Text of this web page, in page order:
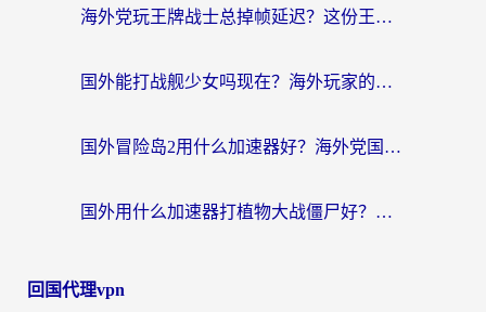
海外党玩王牌战士总掉帧延迟？这份王牌战士延迟加速器终极指南救你命
国外能打战舰少女吗现在？海外玩家的国服游戏加速终极指南
国外冒险岛2用什么加速器好？海外党国服游戏畅玩全攻略（附鸣潮哈利波特加速技巧）
国外用什么加速器打植物大战僵尸好？海外党国服游戏加速终极指南
回国代理vpn